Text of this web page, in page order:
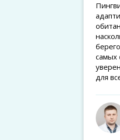
самых
для